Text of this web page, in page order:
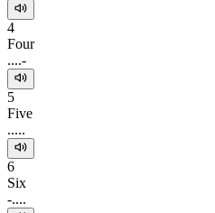
4
Four
....-
5
Five
.....
6
Six
-....